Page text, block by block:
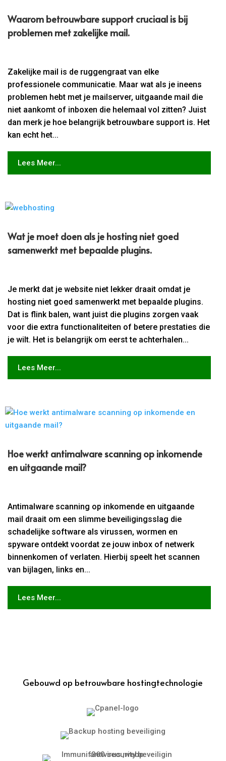
Waarom betrouwbare support cruciaal is bij
problemen met zakelijke mail.​
Zakelijke mail is de ruggengraat van elke
professionele communicatie. Maar wat als je ineens
problemen hebt met je mailserver, uitgaande mail die
niet aankomt of inboxen die helemaal vol zitten? Juist
dan merk je hoe belangrijk betrouwbare support is. Het
kan echt het...
Lees Meer...
Wat je moet doen als je hosting niet goed
samenwerkt met bepaalde plugins.​
Je merkt dat je website niet lekker draait omdat je
hosting niet goed samenwerkt met bepaalde plugins.
Dat is flink balen, want juist die plugins zorgen vaak
voor die extra functionaliteiten of betere prestaties die
je wilt. Het is belangrijk om eerst te achterhalen...
Lees Meer...
Hoe werkt antimalware scanning op inkomende
en uitgaande mail?
Antimalware scanning op inkomende en uitgaande
mail draait om een slimme beveiligingsslag die
schadelijke software als virussen, wormen en
spyware ontdekt voordat ze jouw inbox of netwerk
binnenkomen of verlaten. Hierbij speelt het scannen
van bijlagen, links en...
Lees Meer...
Gebouwd op betrouwbare hostingtechnologie